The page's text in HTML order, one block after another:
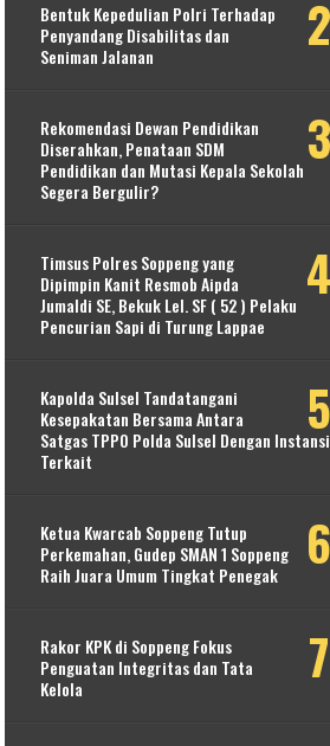
Bentuk Kepedulian Polri Terhadap
Penyandang Disabilitas dan
Seniman Jalanan
Rekomendasi Dewan Pendidikan
Diserahkan, Penataan SDM
Pendidikan dan Mutasi Kepala Sekolah
Segera Bergulir?
Timsus Polres Soppeng yang
Dipimpin Kanit Resmob Aipda
Jumaldi SE, Bekuk Lel. SF ( 52 ) Pelaku
Pencurian Sapi di Turung Lappae
Kapolda Sulsel Tandatangani
Kesepakatan Bersama Antara
Satgas TPPO Polda Sulsel Dengan Instansi
Terkait
Ketua Kwarcab Soppeng Tutup
Perkemahan, Gudep SMAN 1 Soppeng
Raih Juara Umum Tingkat Penegak
Rakor KPK di Soppeng Fokus
Penguatan Integritas dan Tata
Kelola